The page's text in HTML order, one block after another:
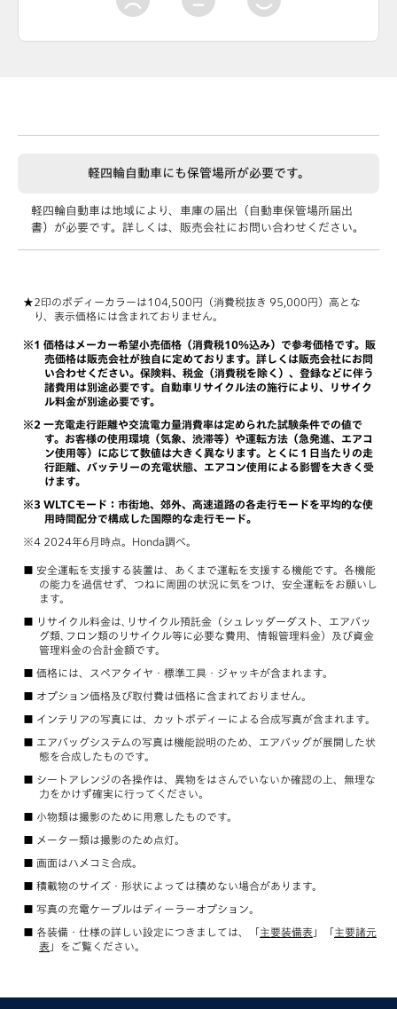
軽四輪自動車にも保管場所が必要です。
軽四輪自動車は地域により、車庫の届出（自動車保管場所届出
書）が必要です。 詳しくは、販売会社にお問い合わせください。
印のボディーカラーは104,500円（消費税抜き 95,000円）高とな
り、表示価格には含まれておりません。
価格はメーカー希望小売価格（消費税10％込み）で参考価格です。販
売価格は販売会社が独自に定めております。詳しくは販売会社にお問
い合わせください。保険料、税金（消費税を除く）、登録などに伴う
諸費用は別途必要です。自動車リサイクル法の施行により、リサイク
ル料金が別途必要です。
一充電走行距離や交流電力量消費率は定められた試験条件での値で
す。お客様の使用環境（気象、渋滞等）や運転方法（急発進、エアコ
ン使用等）に応じて数値は大きく異なります。とくに１日当たりの走
行距離、バッテリーの充電状態、エアコン使用による影響を大きく受
けます。
WLTCモード：市街地、郊外、高速道路の各走行モードを平均的な使
用時間配分で構成した国際的な走行モード。
2024年6月時点。Honda調べ。
安全運転を支援する装置は、あくまで運転を支援する機能です。各機能
の能力を過信せず、つねに周囲の状況に気をつけ、安全運転をお願いし
ます。
リサイクル料金は､リサイクル預託金（シュレッダーダスト、エアバッ
グ類､フロン類のリサイクル等に必要な費用、情報管理料金）及び資金
管理料金の合計金額です。
価格には、スペアタイヤ・標準工具・ジャッキが含まれます。
オプション価格及び取付費は価格に含まれておりません。
インテリアの写真には、カットボディーによる合成写真が含まれます。
エアバッグシステムの写真は機能説明のため、エアバッグが展開した状
態を合成したものです。
シートアレンジの各操作は、異物をはさんでいないか確認の上、無理な
力をかけず確実に行ってください。
小物類は撮影のために用意したものです。
メーター類は撮影のため点灯。
画面はハメコミ合成。
積載物のサイズ・形状によっては積めない場合があります。
写真の充電ケーブルはディーラーオプション。
各装備・仕様の詳しい設定につきましては、「 主要装備表 」「 主要諸元
表 」をご覧ください。